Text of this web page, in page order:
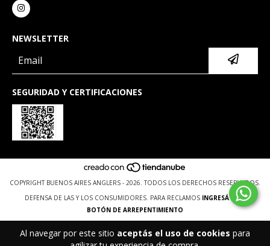
Al navegar por este sitio aceptás el uso de cookies para
NEWSLETTER
SEGURIDAD Y CERTIFICACIONES
COPYRIGHT BUENOS AIRES ANGLERS - 2026. TODOS LOS DERECHOS RESERVADOS.
DEFENSA DE LAS Y LOS CONSUMIDORES. PARA RECLAMOS INGRESÁ ACÁ.
BOTÓN DE ARREPENTIMIENTO